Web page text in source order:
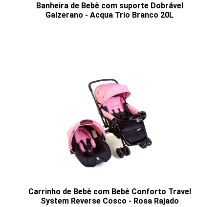
Banheira de Bebê com suporte Dobrável
Galzerano - Acqua Trio Branco 20L
Carrinho de Bebê com Bebê Conforto Travel
System Reverse Cosco - Rosa Rajado